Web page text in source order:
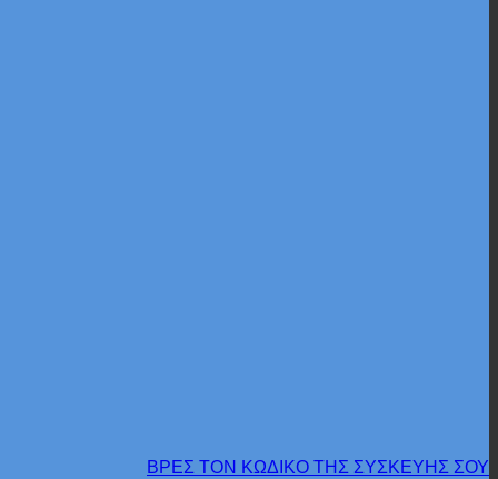
ΒΡΕΣ ΤΟΝ ΚΩΔΙΚΟ ΤΗΣ ΣΥΣΚΕΥΗΣ ΣΟΥ